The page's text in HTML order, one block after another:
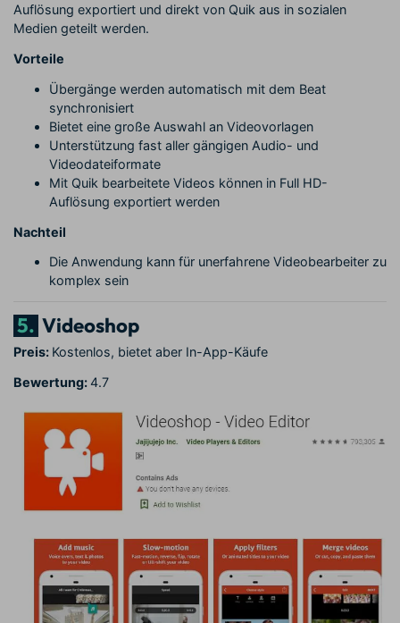
Auflösung exportiert und direkt von Quik aus in sozialen
Medien geteilt werden.
Vorteile
Übergänge werden automatisch mit dem Beat
synchronisiert
Bietet eine große Auswahl an Videovorlagen
Unterstützung fast aller gängigen Audio- und
Videodateiformate
Mit Quik bearbeitete Videos können in Full HD-
Auflösung exportiert werden
Nachteil
Die Anwendung kann für unerfahrene Videobearbeiter zu
komplex sein
5. Videoshop
Preis: Kostenlos, bietet aber In-App-Käufe
Bewertung:4.7